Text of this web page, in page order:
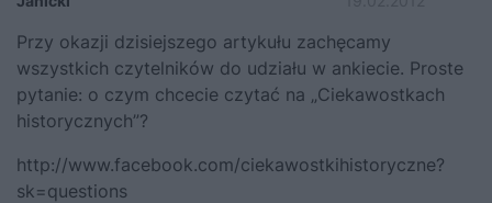
Przy okazji dzisiejszego artykułu zachęcamy
wszystkich czytelników do udziału w ankiecie. Proste
pytanie: o czym chcecie czytać na „Ciekawostkach
historycznych”?
http://www.facebook.com/ciekawostkihistoryczne?
sk=questions